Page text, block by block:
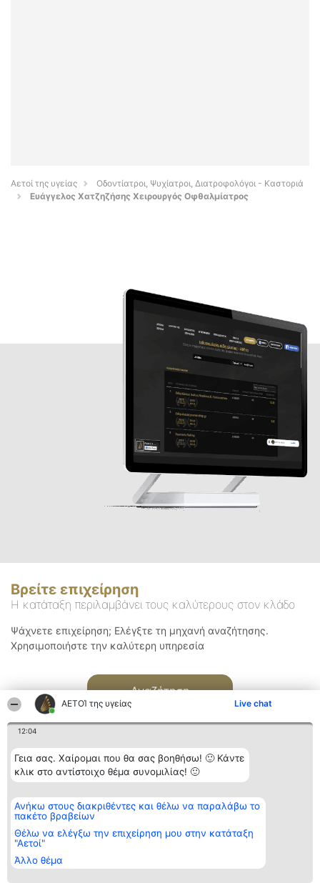
ΑΕΤΟΊ της υγείας Live chat
12:04
Γεια σας. Χαίρομαι που θα σας βοηθήσω! 🙂 Κάντε
κλικ στο αντίστοιχο θέμα συνομιλίας! 🙂
Ανήκω στους διακριθέντες και θέλω να παραλάβω το
πακέτο βραβείων
Θέλω να ελέγξω την επιχείρηση μου στην κατάταξη
"Αετοί"
Άλλο θέμα
Αετοί της υγείας
Οδοντίατροι, Ψυχίατροι, Διατροφολόγοι - Καστοριά
Ευάγγελος Χατζηζήσης Χειρουργός Οφθαλμίατρος
Βρείτε επιχείρηση
Η κατάταξη περιλαμβάνει τους καλύτερους στον κλάδο
Ψάχνετε επιχείρηση; Ελέγξτε τη μηχανή αναζήτησης.
Χρησιμοποιήστε την καλύτερη υπηρεσία
Αναζήτηση
Διοργανωτής της
κατάταξης
BEAUTIFUL COMPANY
ΤΗΛ. ΕΠΙΚΟΙΝΩΝΙΑΣ:
2104128019
email:
aetoi@beautifulcompany.co
Κατάταξη
Διακριθέντες
των
διακριθέντων
προϋποθέσεις
Επικοινωνία
Επικοινωνία